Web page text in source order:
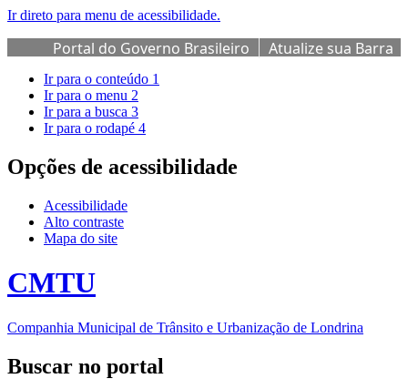
Ir direto para menu de acessibilidade.
Portal do Governo Brasileiro
Atualize sua Barra
de Governo
Ir para o conteúdo 1
Ir para o menu 2
Ir para a busca 3
Ir para o rodapé 4
Opções de acessibilidade
Acessibilidade
Alto contraste
Mapa do site
CMTU
Companhia Municipal de Trânsito e Urbanização de Londrina
Buscar no portal